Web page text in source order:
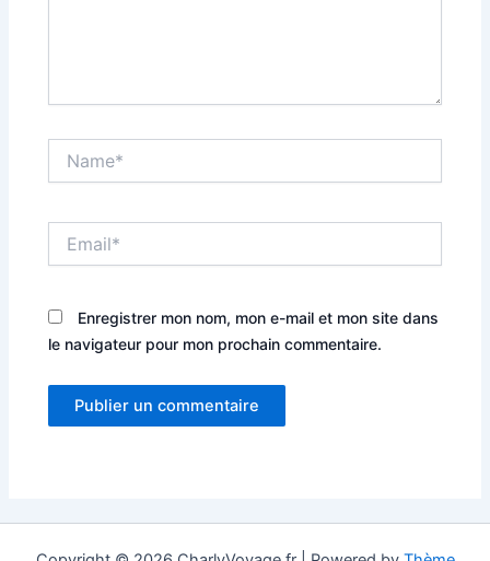
Enregistrer mon nom, mon e-mail et mon site dans
le navigateur pour mon prochain commentaire.